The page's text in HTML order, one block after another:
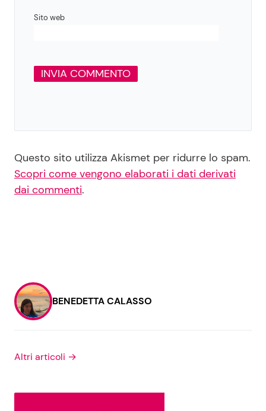
Sito web
Questo sito utilizza Akismet per ridurre lo spam.
Scopri come vengono elaborati i dati derivati
dai commenti.
BENEDETTA CALASSO
Altri articoli →